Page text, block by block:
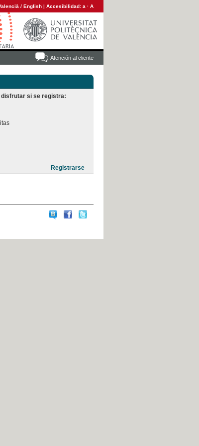
/ English | Accesibilidad: a · A
Atención al cliente
disfrutar si se registra: